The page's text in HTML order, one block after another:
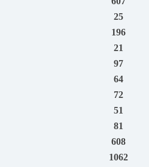
25
196
21
97
64
72
51
81
608
1062